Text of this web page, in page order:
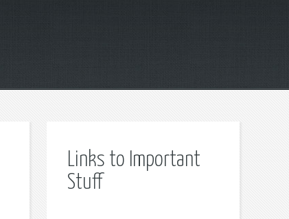
Links to Important
Stuff